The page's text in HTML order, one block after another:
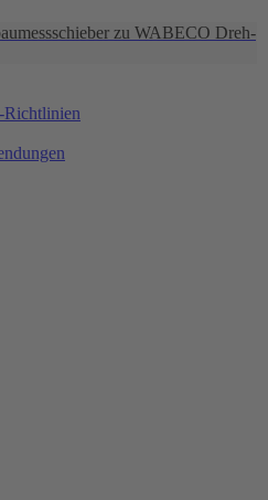
zu WABECO Dreh-
Richtlinien